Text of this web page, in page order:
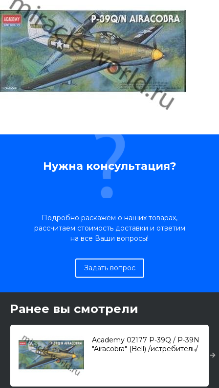
Нужна консультация?
Подробно раскажем о наших товарах,
рассчитаем стоимость доставки и ответим
на все Ваши вопросы!
Задать вопрос
Ранее вы смотрели
Academy 02177 P-39Q / P-39N
"Airacobra" (Bell) /истребитель/